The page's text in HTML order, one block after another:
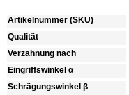
Artikelnummer (SKU)
Qualität
Verzahnung nach
Eingriffswinkel α
Schrägungswinkel β